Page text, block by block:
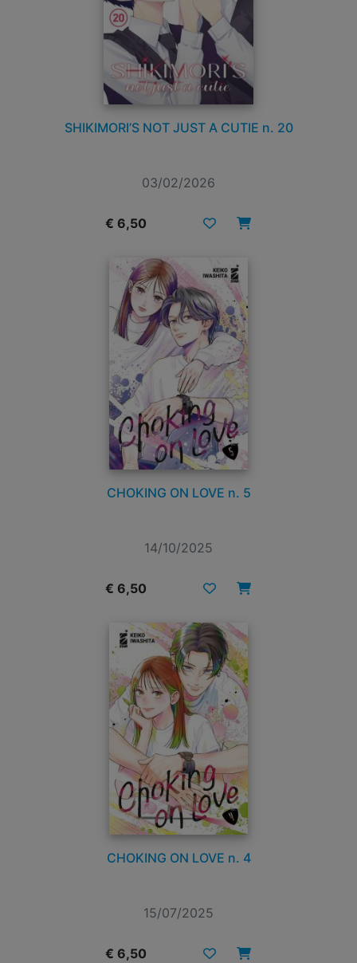
SHIKIMORI’S NOT JUST A CUTIE n. 20
03/02/2026
€ 6,50
CHOKING ON LOVE n. 5
14/10/2025
€ 6,50
CHOKING ON LOVE n. 4
15/07/2025
€ 6,50